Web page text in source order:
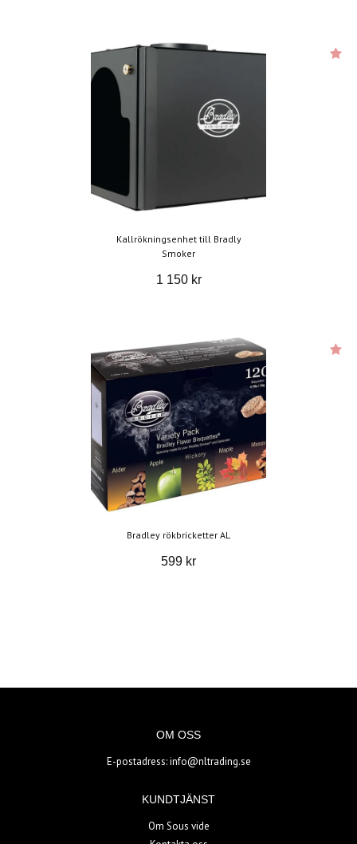
Kallrökningsenhet till Bradly
Smoker
1 150 kr
Bradley rökbricketter AL
599 kr
OM OSS
E-postadress:info@nltrading.se
KUNDTJÄNST
Om Sous vide